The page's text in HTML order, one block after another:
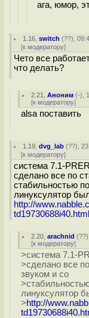
ага, юмор,
1.16 ,switch (??),
[к модератору]
Чето все
что делать?
2.21 ,Аноним (-),
[к модератору]
alsa поставить
1.19 ,dvg_lab (??),
[к модератору]
система 7.1-
сделано все по
стабильностью
линуксулятор
http://
td19730688i40.html
2.20 ,arachnid (??
[к модератору]
>система 7.1-
>сделано все
звуком и со
линуксулятор
>http://